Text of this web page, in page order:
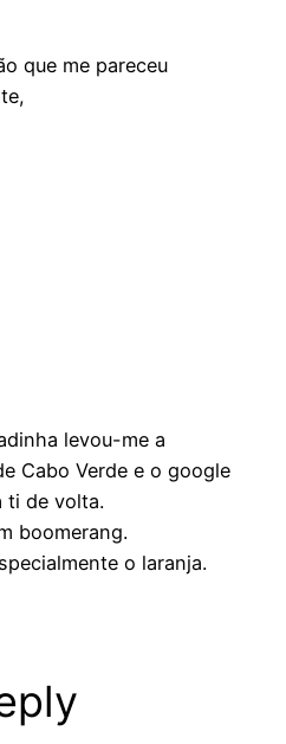
que me pareceu
levou-me a
Cabo Verde e o google
ti de volta.
boomerang.
o laranja.